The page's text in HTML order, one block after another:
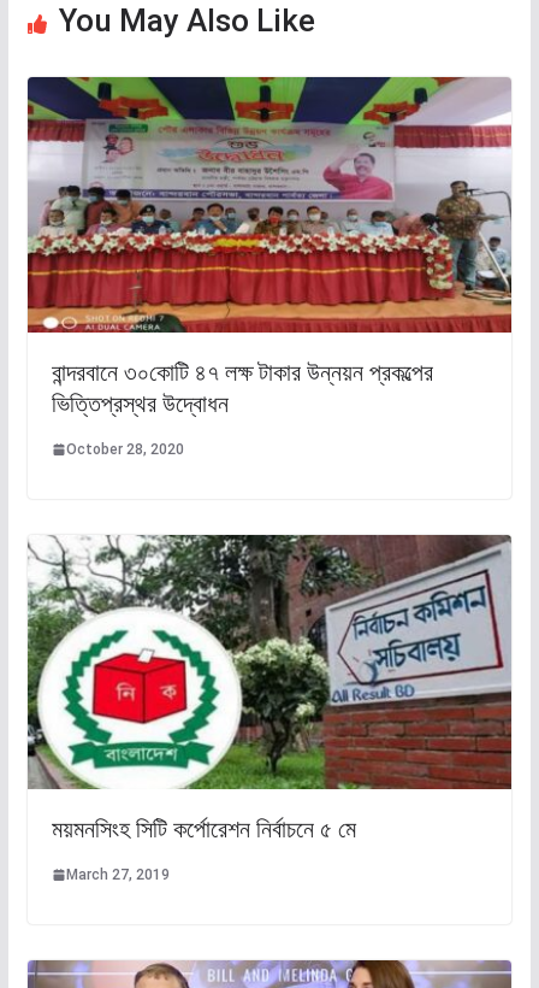
You May Also Like
বান্দরবানে ৩০কোটি ৪৭ লক্ষ টাকার উন্নয়ন প্রকল্পের
ভিত্তিপ্রস্থর উদ্বোধন
October 28, 2020
ময়মনসিংহ সিটি কর্পোরেশন নির্বাচনে ৫ মে
March 27, 2019